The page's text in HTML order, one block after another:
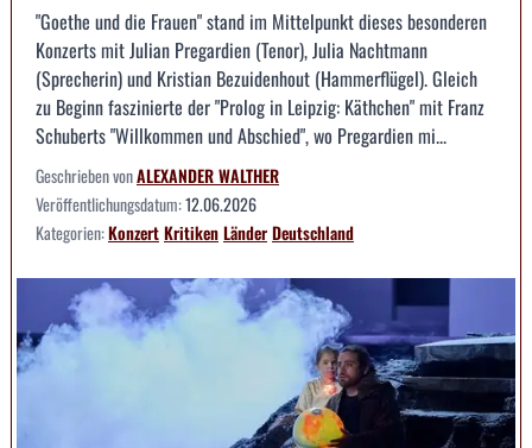
"Goethe und die Frauen" stand im Mittelpunkt dieses besonderen
Konzerts mit Julian Pregardien (Tenor), Julia Nachtmann
(Sprecherin) und Kristian Bezuidenhout (Hammerflügel). Gleich
zu Beginn faszinierte der "Prolog in Leipzig: Käthchen" mit Franz
Schuberts "Willkommen und Abschied", wo Pregardien mi...
Geschrieben vonALEXANDER WALTHER
Veröffentlichungsdatum:12.06.2026
Kategorien:KonzertKritikenLänderDeutschland